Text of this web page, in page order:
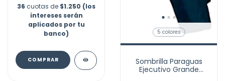
36 cuotas de $1.250 (los
intereses serán
aplicados por tu
banco)
COMPRAR
5 colores
Sombrilla Paraguas
Ejecutivo Grande